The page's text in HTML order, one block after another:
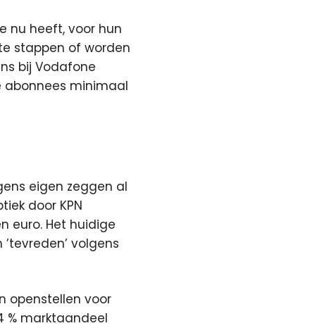
nu heeft, voor hun
stappen of worden
bij Vodafone
abonnees minimaal
eigen zeggen al
door KPN
euro. Het huidige
volgens
openstellen voor
% marktaandeel